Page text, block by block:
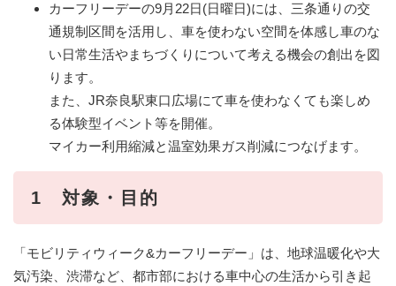
カーフリーデーの9月22日(日曜日)には、三条通りの交
通規制区間を活用し、車を使わない空間を体感し車のな
い日常生活やまちづくりについて考える機会の創出を図
ります。
また、JR奈良駅東口広場にて車を使わなくても楽しめ
る体験型イベント等を開催。
マイカー利用縮減と温室効果ガス削減につなげます。
1 対象・目的
「モビリティウィーク&カーフリーデー」は、地球温暖化や大
気汚染、渋滞など、都市部における車中心の生活から引き起